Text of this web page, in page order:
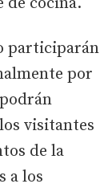
participarán
por
visitantes
de la
a los